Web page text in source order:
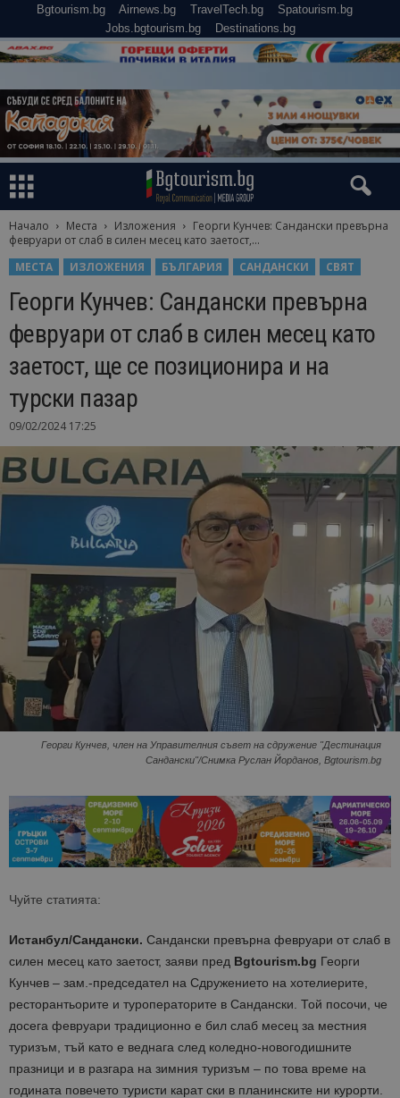
Bgtourism.bg Airnews.bg TravelTech.bg
Spatourism.bg
Jobs.bgtourism.bg
Destinations.bg
Начало Места Изложения
Георги Кунчев: Сандански превърна
февруари от слаб в силен месец като заетост,...
МЕСТА
ИЗЛОЖЕНИЯ БЪЛГАРИЯ САНДАНСКИ СВЯТ
Георги Кунчев: Сандански превърна
февруари от слаб в силен месец като
заетост, ще се позиционира и на
турски пазар
09/02/2024 17:25
Георги Кунчев, член на Управителния съвет на сдружение "Дестинация
Сандански"/Снимка Руслан Йорданов, Bgtourism.bg
Чуйте статията:
Истанбул/Сандански. Сандански превърна февруари от слаб в
силен месец като заетост, заяви пред Bgtourism.bg Георги
Кунчев – зам.-председател на Сдружението на хотелиерите,
ресторантьорите и туроператорите в Сандански. Той посочи, че
досега февруари традиционно е бил слаб месец за местния
туризъм, тъй като е веднага след коледно-новогодишните
празници и в разгара на зимния туризъм – по това време на
годината повечето туристи карат ски в планинските ни курорти.